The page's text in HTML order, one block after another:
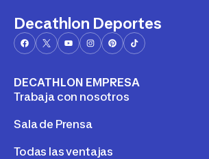
Decathlon Deportes
DECATHLON EMPRESA
Trabaja con nosotros
Sala de Prensa
Todas las ventajas